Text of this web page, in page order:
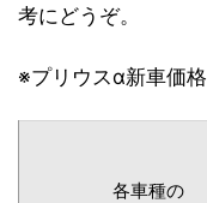
考にどうぞ。
※プリウスα新車価
各車種の